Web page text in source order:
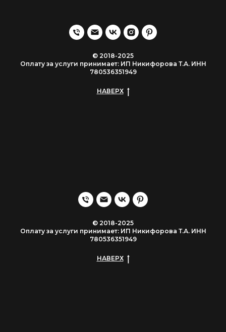
© 2018-2025
Оплату за услуги принимает: ИП Никифорова Т.А. ИНН
780536351949
НАВЕРХ
© 2018-2025
Оплату за услуги принимает: ИП Никифорова Т.А. ИНН
780536351949
НАВЕРХ